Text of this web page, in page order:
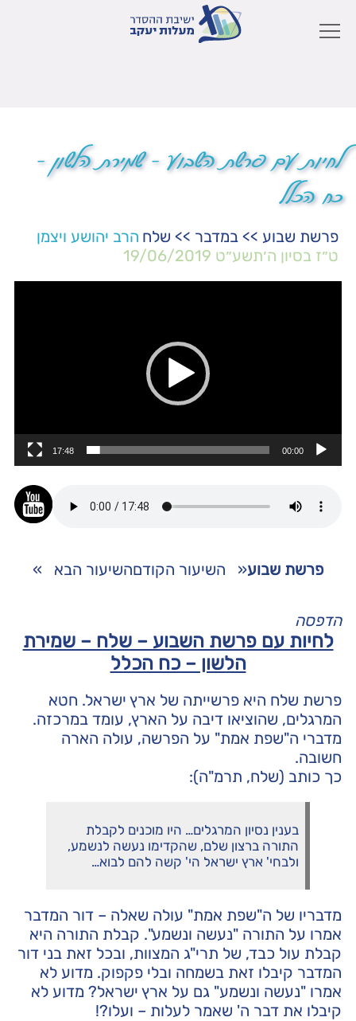
לחיות עם פרשת השבוע – שמירת הלשון –
כח הכלל
פרשת שבוע >> במדבר >> שלח הרב יהושע ויצמן
ט״ז בסיון ה׳תשע״ט 19/06/2019
00:00
17:48
פרשת שבוע« השיעור הקודםהשיעור הבא »
הדפסה
לחיות עם פרשת השבוע – שלח – שמירת
הלשון – כח הכלל
פרשת שלח היא פרשייתה של ארץ ישראל. חטא
המרגלים, שהוציאו דיבה על הארץ, עומד במרכזה.
מדברי ה"שפת אמת" על הפרשה, עולה הארה
חשובה.
כך כותב (שלח, תרמ"ה):
בענין נסיון המרגלים… היו מוכנים לקבלת
התורה ברצון שלם, שהקדימו נעשה לנשמע,
ולבחי' ארץ ישראל הי' קשה להם לבוא…
מדבריו של ה"שפת אמת" עולה שאלה – דור המדבר
אמרו על התורה "נעשה ונשמע". קבלת התורה היא
קבלת עול כבד, של תרי"ג המצוות, ובכל זאת בני דור
המדבר קיבלו זאת בשמחה ובלי פקפוק. מדוע לא
אמרו "נעשה ונשמע" גם על ארץ ישראל? מדוע לא
קיבלו את דבר ה' שאמר לעלות – ועלו?!